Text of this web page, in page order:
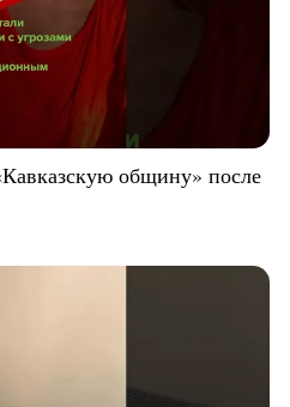
общину» после